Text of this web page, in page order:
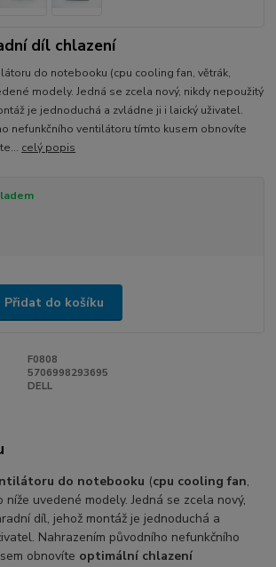
díl chlazení
do notebooku (cpu cooling fan, větrák,
modely. Jedná se zcela nový, nikdy nepoužitý
je jednoduchá a zvládne ji i laický uživatel.
nefunkčního ventilátoru tímto kusem obnovíte
celý popis
Přidat do košíku
F0808
5706998293695
DELL
do notebooku (cpu cooling fan,
níže uvedené modely. Jedná se zcela nový,
díl, jehož montáž je jednoduchá a
Nahrazením původního nefunkčního
obnovíte optimální chlazení